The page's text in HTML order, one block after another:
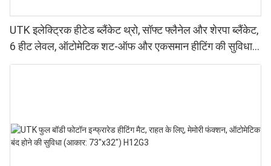
UTK इलेक्ट्रिक हीटेड ब्लैंकेट थ्रो, सॉफ्ट फ्लैनेल और शेरपा ब्लैंकेट,
6 हीट लेवल, ऑटोमेटिक शट-ऑफ और एकसमान हीटिंग की सुविधा
के साथ।